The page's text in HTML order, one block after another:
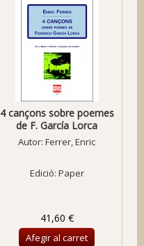
4 cançons sobre poemes
de F. García Lorca
Autor:Ferrer, Enric
Edició: Paper
41,60 €
Afegir al carret